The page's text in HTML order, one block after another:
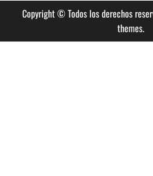
Copyright © Todos los derechos
themes.